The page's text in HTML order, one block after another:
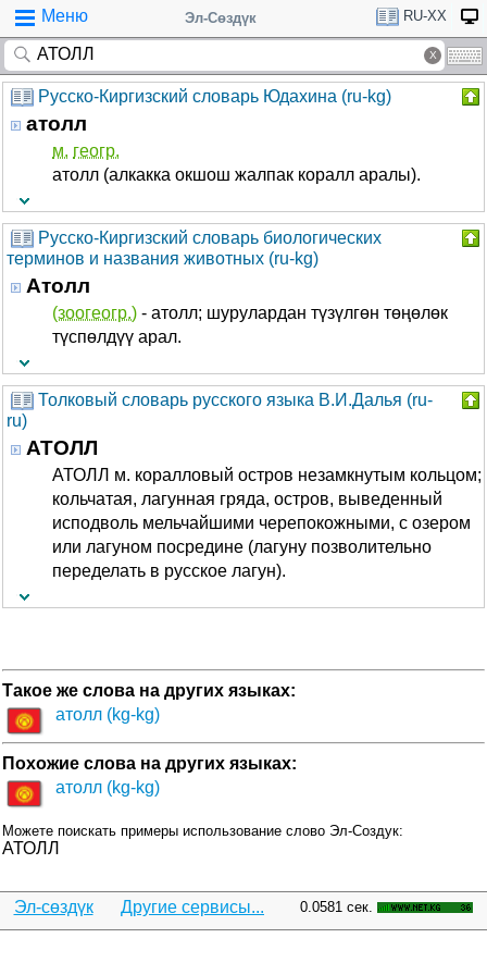
Меню Эл-Сөздүк RU-XX
Русско-Киргизский словарь Юдахина (ru-kg)
атолл
м. геогр.
атолл (алкакка окшош жалпак коралл аралы).
Русско-Киргизский словарь биологических
терминов и названия животных (ru-kg)
Атолл
(зоогеогр.) - атолл; шурулардан түзүлгөн төңөлөк
түспөлдүү арал.
Толковый словарь русского языка В.И.Далья (ru-
ru)
АТОЛЛ
АТОЛЛ м. коралловый остров незамкнутым кольцом;
кольчатая, лагунная гряда, остров, выведенный
исподволь мельчайшими черепокожными, с озером
или лагуном посредине (лагуну позволительно
переделать в русское лагун).
Такое же слова на других языках:
атолл (kg-kg)
Похожие слова на других языках:
атолл (kg-kg)
Можете поискать примеры использование слово Эл-Создук:
АТОЛЛ
Эл-сөздүк Другие сервисы... 0.0581 сек.